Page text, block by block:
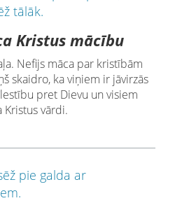
Kristus mācību
Nefijs māca par kristībām
skaidro, ka viņiem ir jāvirzās
pret Dievu un visiem
vārdi.